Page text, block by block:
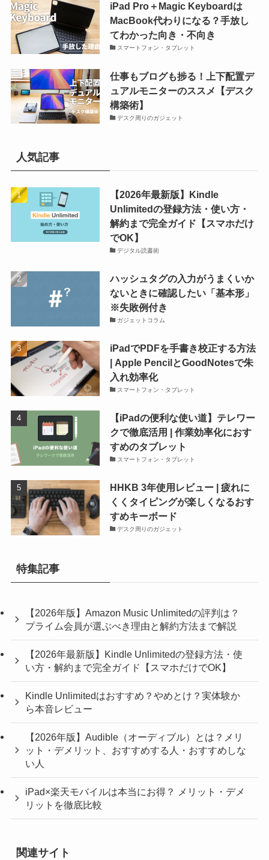
iPad Pro＋Magic Keyboardは
MacBook代わりになる？手放し
てわかった向き・不向き
スマートフォン・タブレット
仕事もブログも捗る！上下配置デ
ュアルモニターのススメ【デスク
構築術】
デスク周りのガジェット
人気記事
【2026年最新版】Kindle
Unlimitedの登録方法・使い方・
解約まで完全ガイド【スマホだけ
でOK】
デジタル読書術
ハッシュタグの入力がうまくいか
ないときに確認したい「基本形」
※失敗例付き
ガジェットコラム
iPadでPDFを手書き校正する方法
| Apple PencilとGoodNotesで朱
入れ効率化
スマートフォン・タブレット
【iPadの便利な使い道】テレワー
クで徹底活用 | 作業効率化におす
すめのタブレット
スマートフォン・タブレット
HHKB 3年使用レビュー | 疲れに
くくタイピングが楽しくなるおす
すめキーボード
デスク周りのガジェット
特集記事
【2026年版】Amazon Music Unlimitedの評判は？
プライム会員が選ぶべき理由と解約方法まで解説
【2026年最新版】Kindle Unlimitedの登録方法・使
い方・解約まで完全ガイド【スマホだけでOK】
Kindle Unlimitedはおすすめ？やめとけ？実体験か
ら本音レビュー
【2026年版】Audible（オーディブル）とは？メリ
ット・デメリット、おすすめする人・おすすめしな
い人
iPad×楽天モバイルは本当にお得？ メリット・デメ
リットを徹底比較
関連サイト